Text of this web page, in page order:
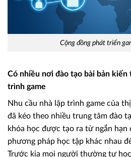
Cộng đồng phát triển
Có nhiều nơi đào tạo bài bản kiến
trình game
Nhu cầu nhà lập trình game của
đã kéo theo nhiều trung tâm đào
khóa học được tạo ra từ ngắn hạn
phương pháp học tập khác nhau
Trước kia mọi người thường tự